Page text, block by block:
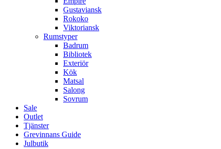
Gustaviansk
Rokoko
Viktoriansk
Rumstyper
Badrum
Bibliotek
Exteriör
Kök
Matsal
Salong
Sovrum
Sale
Outlet
Tjänster
Grevinnans Guide
Julbutik